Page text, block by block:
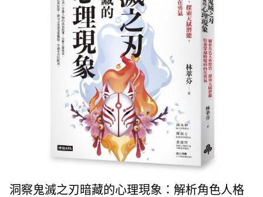
洞察鬼滅之刃暗藏的心理現象：解析角色人格